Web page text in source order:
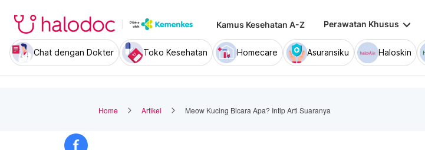
Kamus Kesehatan A-Z Perawatan Khusus keyboard_arrow_down
Chat dengan Dokter Toko Kesehatan Homecare Asuransiku Haloskin
Home Artikel Meow Kucing Bicara Apa? Intip Arti Suaranya